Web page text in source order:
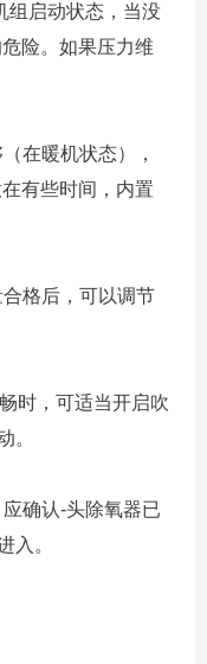
组启动状态，当没
险。如果压力维
在暖机状态），
有些时间，内置
格后，可以调节
时，可适当开启吹
。
确认-头除氧器已
入。